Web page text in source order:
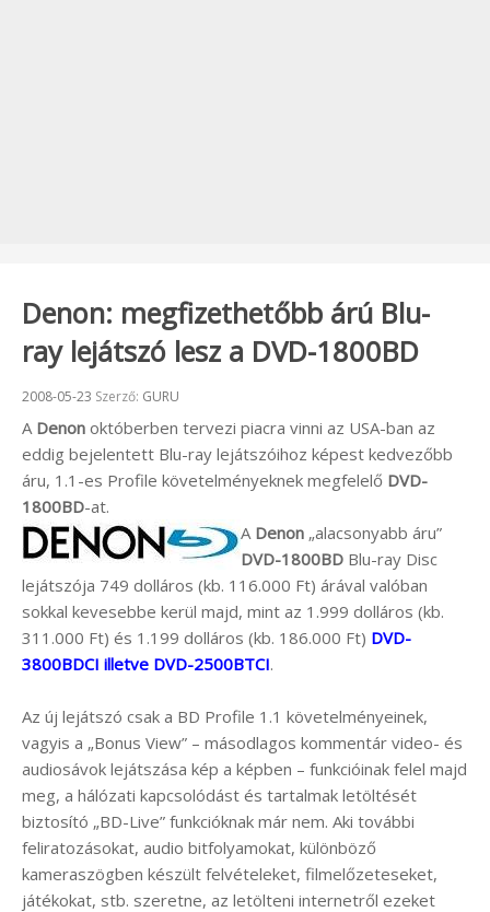
Denon: megfizethetőbb árú Blu-
ray lejátszó lesz a DVD-1800BD
Beküldve:
2008-05-23 Szerző: GURU
A Denon októberben tervezi piacra vinni az USA-ban az
eddig bejelentett Blu-ray lejátszóihoz képest kedvezőbb
áru, 1.1-es Profile követelményeknek megfelelő DVD-
1800BD-at.
A Denon „alacsonyabb áru”
DVD-1800BD Blu-ray Disc
lejátszója 749 dolláros (kb. 116.000 Ft) árával valóban
sokkal kevesebbe kerül majd, mint az 1.999 dolláros (kb.
311.000 Ft) és 1.199 dolláros (kb. 186.000 Ft) DVD-
3800BDCI illetve DVD-2500BTCI.
Az új lejátszó csak a BD Profile 1.1 követelményeinek,
vagyis a „Bonus View” – másodlagos kommentár video- és
audiosávok lejátszása kép a képben – funkcióinak felel majd
meg, a hálózati kapcsolódást és tartalmak letöltését
biztosító „BD-Live” funkcióknak már nem. Aki további
feliratozásokat, audio bitfolyamokat, különböző
kameraszögben készült felvételeket, filmelőzeteseket,
játékokat, stb. szeretne, az letölteni internetről ezeket